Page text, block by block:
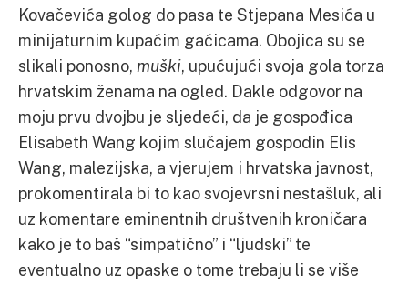
Kovačevića golog do pasa te Stjepana Mesića u
minijaturnim kupaćim gaćicama. Obojica su se
slikali ponosno, muški, upućujući svoja gola torza
hrvatskim ženama na ogled. Dakle odgovor na
moju prvu dvojbu je sljedeći, da je gospođica
Elisabeth Wang kojim slučajem gospodin Elis
Wang, malezijska, a vjerujem i hrvatska javnost,
prokomentirala bi to kao svojevrsni nestašluk, ali
uz komentare eminentnih društvenih kroničara
kako je to baš “simpatično” i “ljudski” te
eventualno uz opaske o tome trebaju li se više